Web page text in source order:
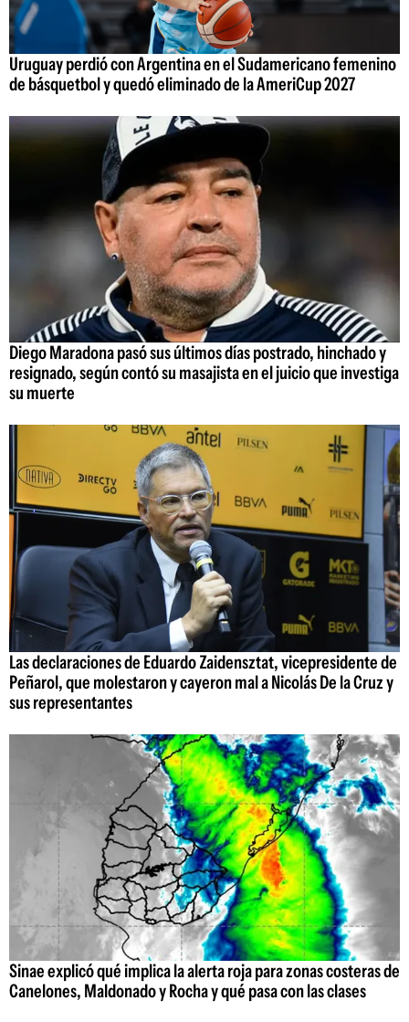
Uruguay perdió con Argentina en el Sudamericano femenino
de básquetbol y quedó eliminado de la AmeriCup 2027
Diego Maradona pasó sus últimos días postrado, hinchado y
resignado, según contó su masajista en el juicio que investiga
su muerte
Las declaraciones de Eduardo Zaidensztat, vicepresidente de
Peñarol, que molestaron y cayeron mal a Nicolás De la Cruz y
sus representantes
Sinae explicó qué implica la alerta roja para zonas costeras de
Canelones, Maldonado y Rocha y qué pasa con las clases